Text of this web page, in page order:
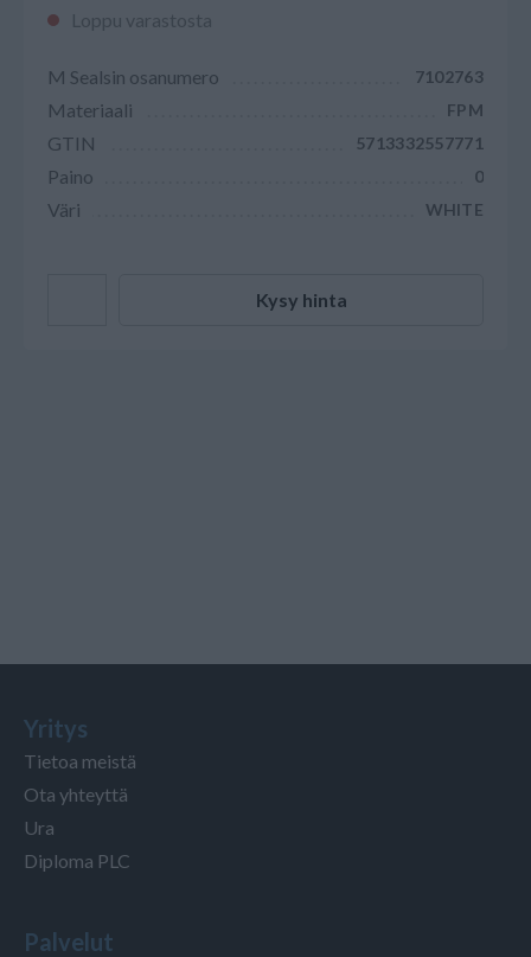
Loppu varastosta
M Sealsin osanumero 7102763
Materiaali FPM
GTIN 5713332557771
Paino 0
Väri WHITE
Kysy hinta
Yritys
Tietoa meistä
Ota yhteyttä
Ura
Diploma PLC
Palvelut